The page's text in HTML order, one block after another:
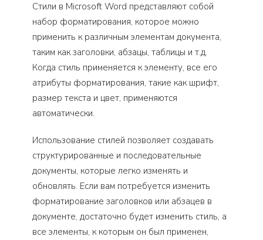
Стили в Microsoft Word представляют собой
набор форматирования, которое можно
применить к различным элементам документа,
таким как заголовки, абзацы, таблицы и т.д.
Когда стиль применяется к элементу, все его
атрибуты форматирования, такие как шрифт,
размер текста и цвет, применяются
автоматически.
Использование стилей позволяет создавать
структурированные и последовательные
документы, которые легко изменять и
обновлять. Если вам потребуется изменить
форматирование заголовков или абзацев в
документе, достаточно будет изменить стиль, а
все элементы, к которым он был применен,